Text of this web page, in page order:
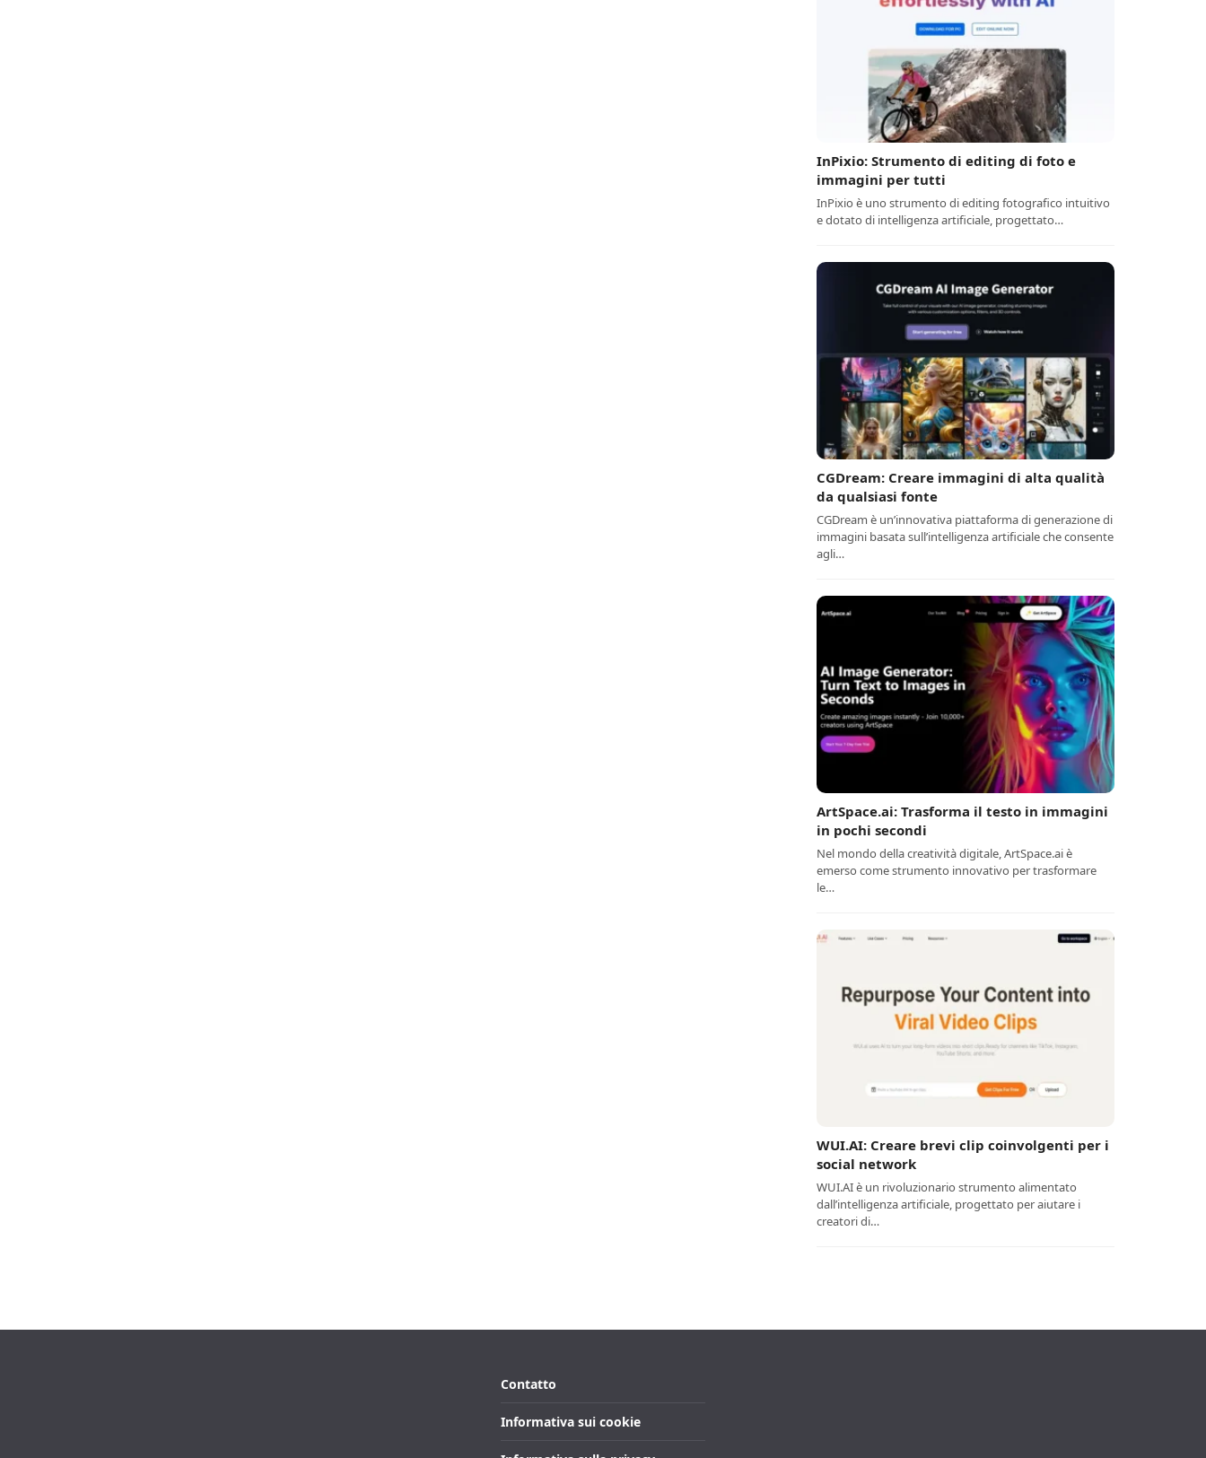
InPixio: Strumento di editing di foto e
immagini per tutti
InPixio è uno strumento di editing fotografico intuitivo
e dotato di intelligenza artificiale, progettato…
CGDream: Creare immagini di alta qualità
da qualsiasi fonte
CGDream è un’innovativa piattaforma di generazione di
immagini basata sull’intelligenza artificiale che consente
agli…
ArtSpace.ai: Trasforma il testo in immagini
in pochi secondi
Nel mondo della creatività digitale, ArtSpace.ai è
emerso come strumento innovativo per trasformare
le…
WUI.AI: Creare brevi clip coinvolgenti per i
social network
WUI.AI è un rivoluzionario strumento alimentato
dall’intelligenza artificiale, progettato per aiutare i
creatori di…
Contatto
Informativa sui cookie